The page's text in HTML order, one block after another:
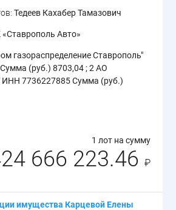
Тедеев Кахабер Тамазович
Авто»
газораспределение Ставрополь"
(руб.) 8703,04 ; 2 АО
ИНН 7736227885 Сумма (руб.)
1 лот на сумму
666 223.46 ₽
имущества Карцевой Елены